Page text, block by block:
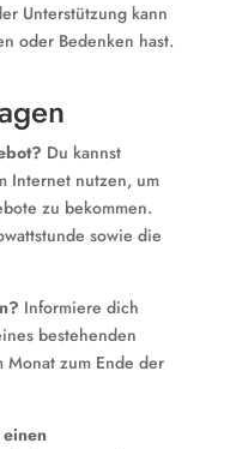
Unterstützung kann
oder Bedenken hast.
Du kannst
Internet nutzen, um
zu bekommen.
sowie die
Informiere dich
bestehenden
zum Ende der